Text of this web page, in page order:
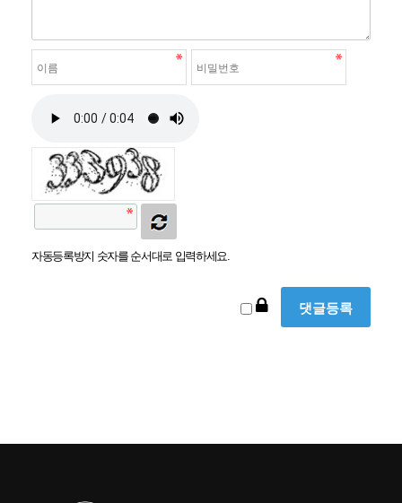
자동등록방지 숫자를 순서대로 입력하세요.